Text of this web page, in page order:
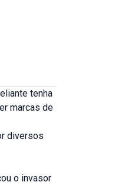
tenha
marcas de
diversos
o invasor